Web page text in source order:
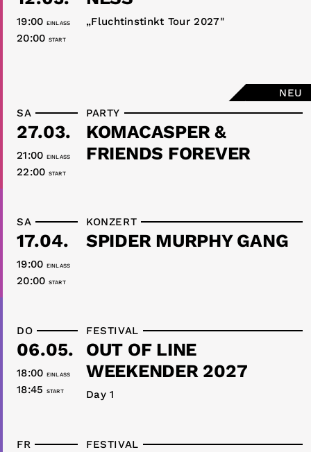
EINLASS
19:00
START
20:00
„Fluchtinstinkt Tour 2027"
NEU
SA
27.03.
EINLASS
21:00
START
22:00
PARTY
KOMACASPER &
FRIENDS FOREVER
SA
17.04.
EINLASS
19:00
START
20:00
KONZERT
SPIDER MURPHY GANG
DO
06.05.
EINLASS
18:00
START
18:45
FESTIVAL
OUT OF LINE
WEEKENDER 2027
Day 1
FR FESTIVAL